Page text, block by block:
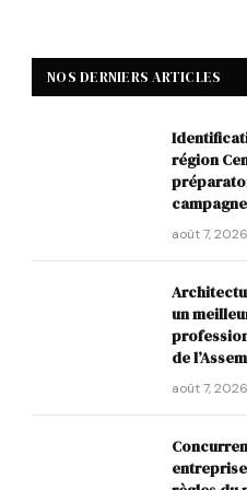
NOS DERNIERS ARTICLES
région
août 7, 2026
un
de
août 7, 2026